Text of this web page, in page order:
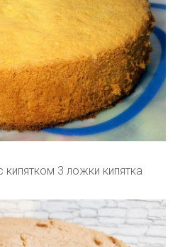
кипятком 3 ложки кипятка